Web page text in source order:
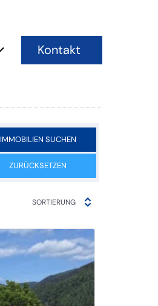
Kontakt
IMMOBILIEN SUCHEN
ZURÜCKSETZEN
SORTIERUNG